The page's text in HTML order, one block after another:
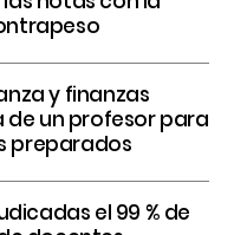
y finanzas
de un profesor para
preparados
el 99 % de